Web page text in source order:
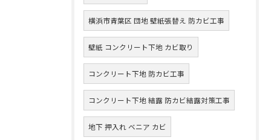
横浜市青葉区 団地 壁紙張替え 防カビ工事
壁紙 コンクリート下地 カビ取り
コンクリート下地 防カビ工事
コンクリート下地 結露 防カビ結露対策工事
地下 押入れ ベニア カビ